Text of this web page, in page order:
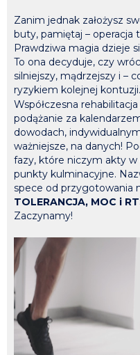
Zanim jednak założysz
buty, pamiętaj – operacja
Prawdziwa magia dzieje
To ona decyduje, czy
silniejszy, mądrzejszy i –
ryzykiem kolejnej kontuzji.
Współczesna
podążanie za
dowodach,
ważniejsze, na danych!
fazy, które niczym akty w
punkty kulminacyjne.
spece od przygotowania
TOLERANCJA, MOC i
Zaczynamy!